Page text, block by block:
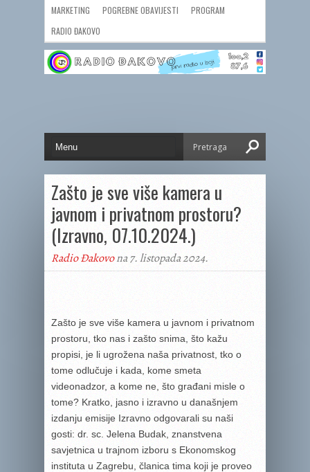
MARKETING POGREBNE OBAVIJESTI
PROGRAM
RADIO ĐAKOVO
Zašto je sve više kamera u
javnom i privatnom prostoru?
(Izravno, 07.10.2024.)
Radio Đakovona 7. listopada 2024.
Zašto je sve više kamera u javnom i privatnom
prostoru, tko nas i zašto snima, što kažu
propisi, je li ugrožena naša privatnost, tko o
tome odlučuje i kada, kome smeta
videonadzor, a kome ne, što građani misle o
tome? Kratko, jasno i izravno u današnjem
izdanju emisije Izravno odgovarali su naši
gosti: dr. sc. Jelena Budak, znanstvena
savjetnica u trajnom izboru s Ekonomskog
instituta u Zagrebu, članica tima koji je proveo